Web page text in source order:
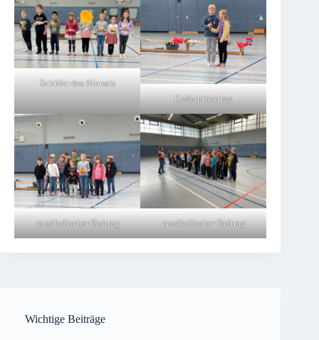
Schüler des Monats
Gedichtbeitrag
musikalischer Beitrag musikalischer Beitrag
Wichtige Beiträge